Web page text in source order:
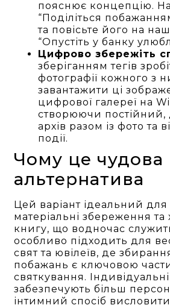
пояснює концепцію.
“Поділіться
та повісьте його на
“Опустіть у банку
Цифрово збережіть
зберіганням тегів
фотографії кожного з
завантажити ці
цифрової галереї на
створюючи постійний,
архів разом із фото та
події.
Чому це чудова
альтернатива
Цей варіант ідеальний для
матеріальні збереження та
книгу, що водночас
особливо підходить для
свят та ювілеїв, де
побажань є ключовою
святкування.
забезпечують більш
інтимний спосіб